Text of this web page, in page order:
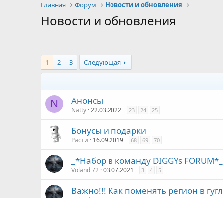
Главная
Форум Новости и обновления
Новости и обновления
1 2 3 Следующая
N Анонсы
Natty 22.03.2022 23 24 25
Бонусы и подарки
Расти 16.09.2019 68 69 70
_*Набор в команду DIGGYs FORUM*_
Voland 72 03.07.2021 3 4 5
Важно!!! Как поменять регион в